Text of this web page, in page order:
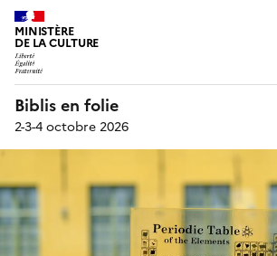
MINISTÈRE
DE LA CULTURE
Biblis en folie
2-3-4 octobre 2026